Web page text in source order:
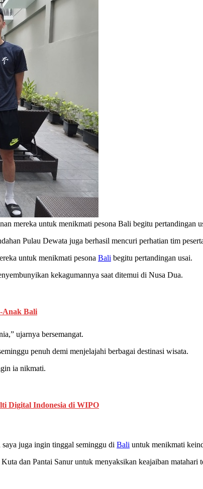
mereka untuk menikmati pesona Bali begitu pertandingan
Pulau Dewata juga berhasil mencuri perhatian tim
untuk menikmati pesona Bali begitu pertandingan usai.
kekagumannya saat ditemui di Nusa Dua.
Anak Bali
ujarnya bersemangat.
penuh demi menjelajahi berbagai destinasi wisata.
ia nikmati.
Digital Indonesia di WIPO
juga ingin tinggal seminggu di Bali untuk menikmati
dan Pantai Sanur untuk menyaksikan keajaiban matahari